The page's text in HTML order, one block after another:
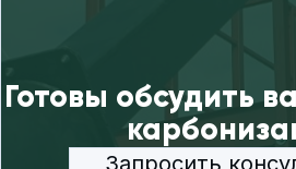
Готовы обсудить
Запросить